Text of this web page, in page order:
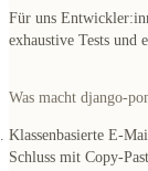
Für uns
exhaustive Tests und
Was macht django-
Klassenbasierte E-
Schluss mit Copy-